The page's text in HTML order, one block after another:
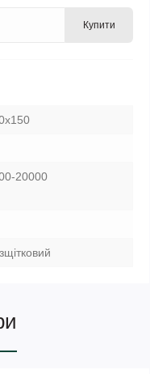
Купити
20000